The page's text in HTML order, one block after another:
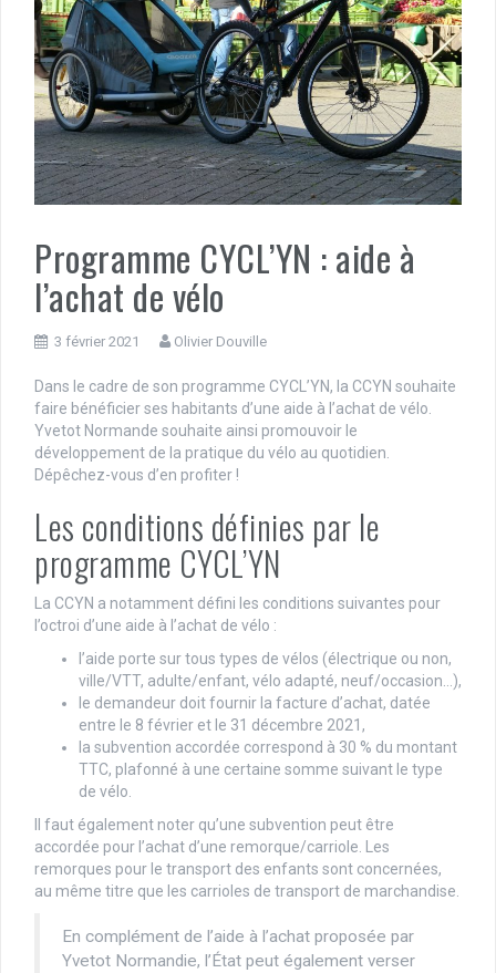
Programme CYCL’YN : aide à
l’achat de vélo
3 février 2021 Olivier Douville
Dans le cadre de son programme CYCL’YN, la CCYN souhaite
faire bénéficier ses habitants d’une aide à l’achat de vélo.
Yvetot Normande souhaite ainsi promouvoir le
développement de la pratique du vélo au quotidien.
Dépêchez-vous d’en profiter !
Les conditions définies par le
programme CYCL’YN
La CCYN a notamment défini les conditions suivantes pour
l’octroi d’une aide à l’achat de vélo :
l’aide porte sur tous types de vélos (électrique ou non,
ville/VTT, adulte/enfant, vélo adapté, neuf/occasion…),
le demandeur doit fournir la facture d’achat, datée
entre le 8 février et le 31 décembre 2021,
la subvention accordée correspond à 30 % du montant
TTC, plafonné à une certaine somme suivant le type
de vélo.
Il faut également noter qu’une subvention peut être
accordée pour l’achat d’une remorque/carriole. Les
remorques pour le transport des enfants sont concernées,
au même titre que les carrioles de transport de marchandise.
En complément de l’aide à l’achat proposée par
Yvetot Normandie, l’État peut également verser